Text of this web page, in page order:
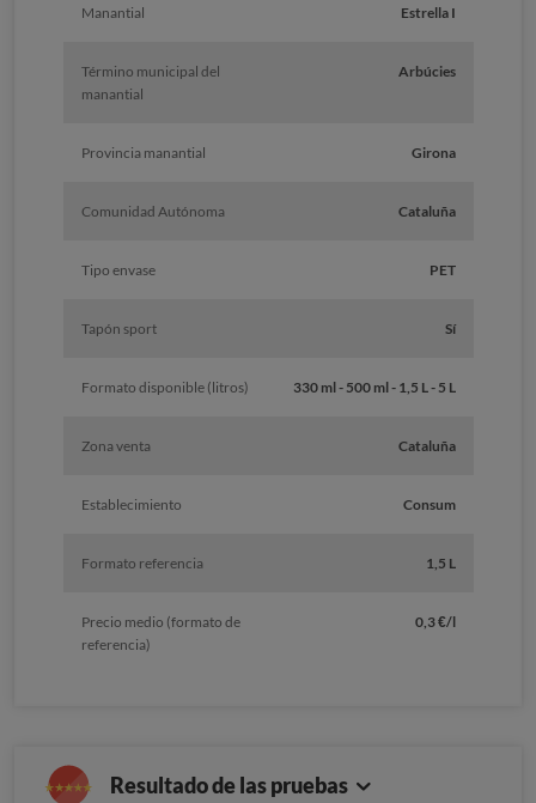
Manantial Estrella I
Término municipal del
manantial
Arbúcies
Provincia manantial Girona
Comunidad Autónoma Cataluña
Tipo envase PET
Tapón sport Sí
Formato disponible (litros) 330 ml - 500 ml - 1,5 L - 5 L
Zona venta Cataluña
Establecimiento Consum
Formato referencia 1,5 L
Precio medio (formato de
referencia)
0,3 €/l
Resultado de las pruebas